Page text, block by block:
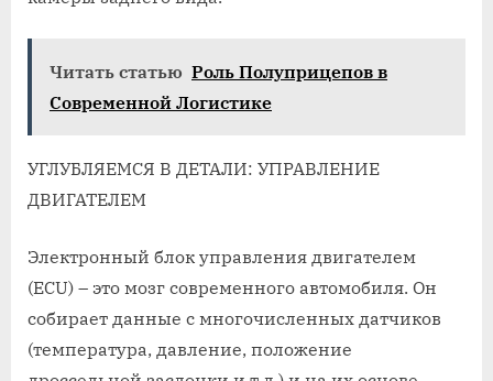
Читать статью Роль Полуприцепов в
Современной Логистике
УГЛУБЛЯЕМСЯ В ДЕТАЛИ: УПРАВЛЕНИЕ
ДВИГАТЕЛЕМ
Электронный блок управления двигателем
(ECU) – это мозг современного автомобиля. Он
собирает данные с многочисленных датчиков
(температура, давление, положение